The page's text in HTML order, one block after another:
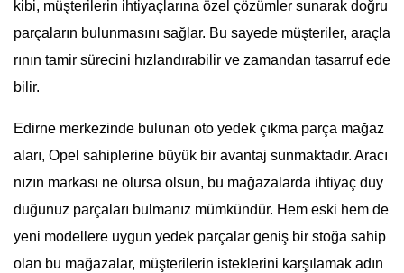
kibi, müşterilerin ihtiyaçlarına özel çözümler sunarak doğru
parçaların bulunmasını sağlar. Bu sayede müşteriler, araçla
rının tamir sürecini hızlandırabilir ve zamandan tasarruf ede
bilir.
Edirne merkezinde bulunan oto yedek çıkma parça mağaz
aları, Opel sahiplerine büyük bir avantaj sunmaktadır. Aracı
nızın markası ne olursa olsun, bu mağazalarda ihtiyaç duy
duğunuz parçaları bulmanız mümkündür. Hem eski hem de
yeni modellere uygun yedek parçalar geniş bir stoğa sahip
olan bu mağazalar, müşterilerin isteklerini karşılamak adın